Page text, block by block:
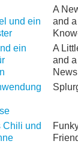
und ein
A
and
ein
A
and
News
Chili und